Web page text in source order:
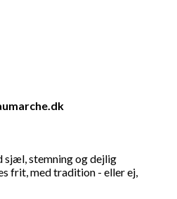
sjæl, stemning og dejlig
frit, med tradition - eller ej,